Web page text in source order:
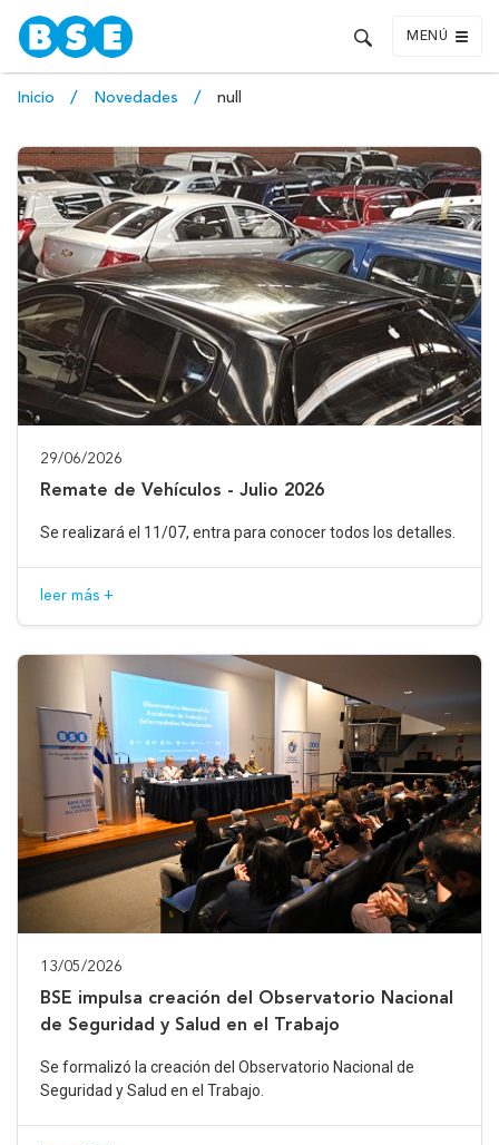
MENÚ
Inicio Novedades null
29/06/2026
Remate de Vehículos - Julio 2026
Se realizará el 11/07, entra para conocer todos los detalles.
leer más +
13/05/2026
BSE impulsa creación del Observatorio Nacional
de Seguridad y Salud en el Trabajo
Se formalizó la creación del Observatorio Nacional de
Seguridad y Salud en el Trabajo.